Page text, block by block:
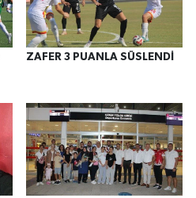
ZAFER 3 PUANLA SÜSLENDİ